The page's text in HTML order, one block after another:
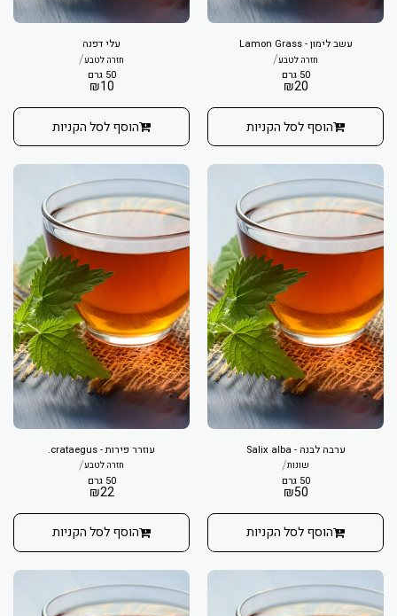
עשב לימון - Lamon Grass
חזרה לטבע/
50 גרם
₪20
הוסף לסל הקניות
עלי דפנה
חזרה לטבע/
50 גרם
₪10
הוסף לסל הקניות
ערבה לבנה - Salix alba
שונות/
50 גרם
₪50
הוסף לסל הקניות
עוזרר פירות - crataegus.
חזרה לטבע/
50 גרם
₪22
הוסף לסל הקניות